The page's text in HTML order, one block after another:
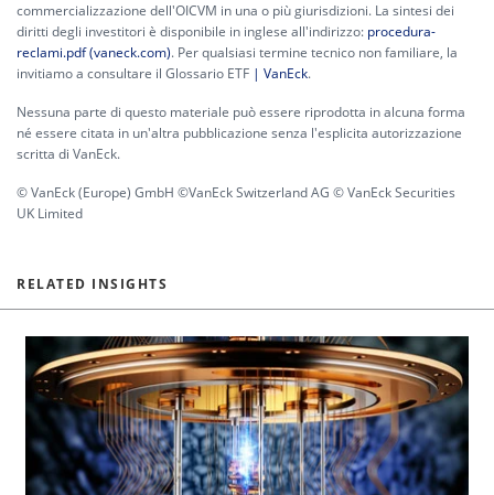
commercializzazione dell'OICVM in una o più giurisdizioni. La sintesi dei
diritti degli investitori è disponibile in inglese all'indirizzo: procedura-
reclami.pdf (vaneck.com). Per qualsiasi termine tecnico non familiare, la
invitiamo a consultare il Glossario ETF | VanEck.
Nessuna parte di questo materiale può essere riprodotta in alcuna forma
né essere citata in un'altra pubblicazione senza l'esplicita autorizzazione
scritta di VanEck.
© VanEck (Europe) GmbH ©VanEck Switzerland AG © VanEck Securities
UK Limited
RELATED INSIGHTS